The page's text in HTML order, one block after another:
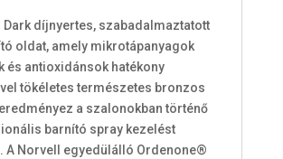
Dark díjnyertes, szabadalmaztatott
oldat, amely mikrotápanyagok
és antioxidánsok hatékony
tökéletes természetes bronzos
a szalonokban történő
barnító spray kezelést
. A Norvell egyedülálló Ordenone®